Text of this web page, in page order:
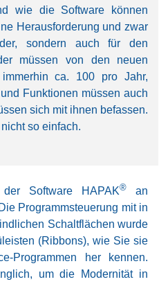
wie die Software können
Herausforderung und zwar
sondern auch für den
müssen von den neuen
ca. 100 pro Jahr,
Funktionen müssen auch
sich mit ihnen befassen.
so einfach.
Software HAPAK® an
Programmsteuerung mit in
Schaltflächen wurde
(Ribbons), wie Sie sie
Programmen her kennen.
um die Modernität in